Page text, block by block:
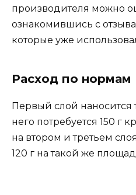
производителя можно
ознакомившись с
которые уже
Расход по нормам
Первый слой наносится
него потребуется 150 г
на втором и третьем
120 г на такой же